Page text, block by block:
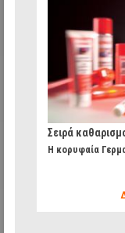
Σειρά
H κορυφαία